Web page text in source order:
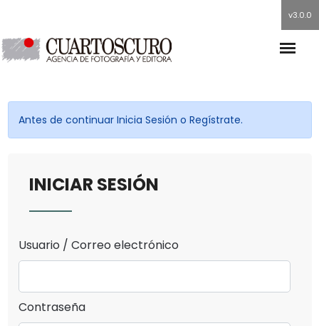
v3.0.0
Antes de continuar Inicia Sesión o Regístrate.
INICIAR SESIÓN
Usuario / Correo electrónico
Contraseña